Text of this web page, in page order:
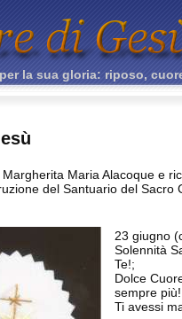
la sua gloria: riposo,
Maria Alacoque e
del Santuario del Sacro
23 giugno
Solennità
Te!;
Dolce
sempre
Ti avessi